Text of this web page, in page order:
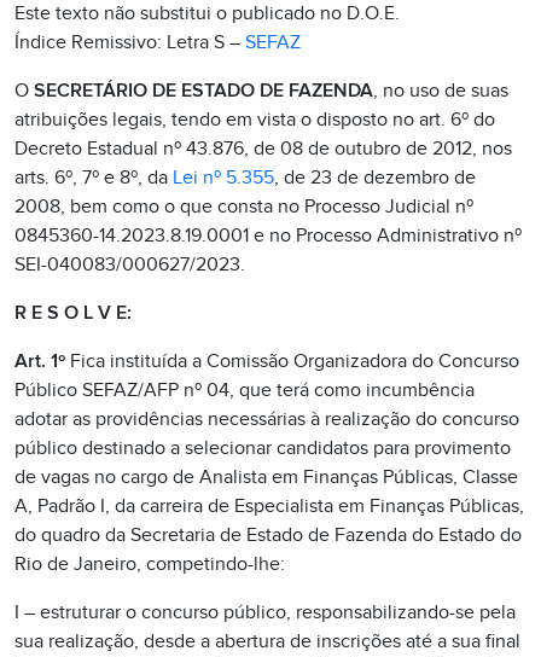
Este texto não substitui o publicado no D.O.E.
Índice Remissivo: Letra S – SEFAZ
O SECRETÁRIO DE ESTADO DE FAZENDA, no uso de suas
atribuições legais, tendo em vista o disposto no art. 6º do
Decreto Estadual nº 43.876, de 08 de outubro de 2012, nos
arts. 6º, 7º e 8º, da Lei nº 5.355, de 23 de dezembro de
2008, bem como o que consta no Processo Judicial nº
0845360-14.2023.8.19.0001 e no Processo Administrativo nº
SEI-040083/000627/2023.
R E S O L V E:
Art. 1º Fica instituída a Comissão Organizadora do Concurso
Público SEFAZ/AFP nº 04, que terá como incumbência
adotar as providências necessárias à realização do concurso
público destinado a selecionar candidatos para provimento
de vagas no cargo de Analista em Finanças Públicas, Classe
A, Padrão I, da carreira de Especialista em Finanças Públicas,
do quadro da Secretaria de Estado de Fazenda do Estado do
Rio de Janeiro, competindo-lhe:
I – estruturar o concurso público, responsabilizando-se pela
sua realização, desde a abertura de inscrições até a sua final